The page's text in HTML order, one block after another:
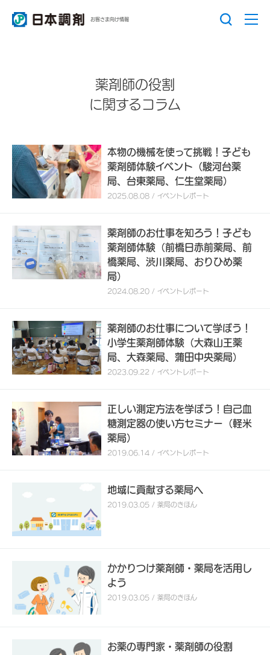
お客さま向け情報
薬剤師の役割
に関するコラム
本物の機械を使って挑戦！子ども
薬剤師体験イベント（駿河台薬
局、台東薬局、仁生堂薬局）
2025.08.08 / イベントレポート
薬剤師のお仕事を知ろう！子ども
薬剤師体験（前橋日赤前薬局、前
橋薬局、渋川薬局、おりひめ薬
局）
2024.08.20 / イベントレポート
薬剤師のお仕事について学ぼう！
小学生薬剤師体験（大森山王薬
局、大森薬局、蒲田中央薬局）
2023.09.22 / イベントレポート
正しい測定方法を学ぼう！自己血
糖測定器の使い方セミナー（軽米
薬局）
2019.06.14 / イベントレポート
地域に貢献する薬局へ
2019.03.05 / 薬局のきほん
かかりつけ薬剤師・薬局を活用し
よう
2019.03.05 / 薬局のきほん
お薬の専門家・薬剤師の役割